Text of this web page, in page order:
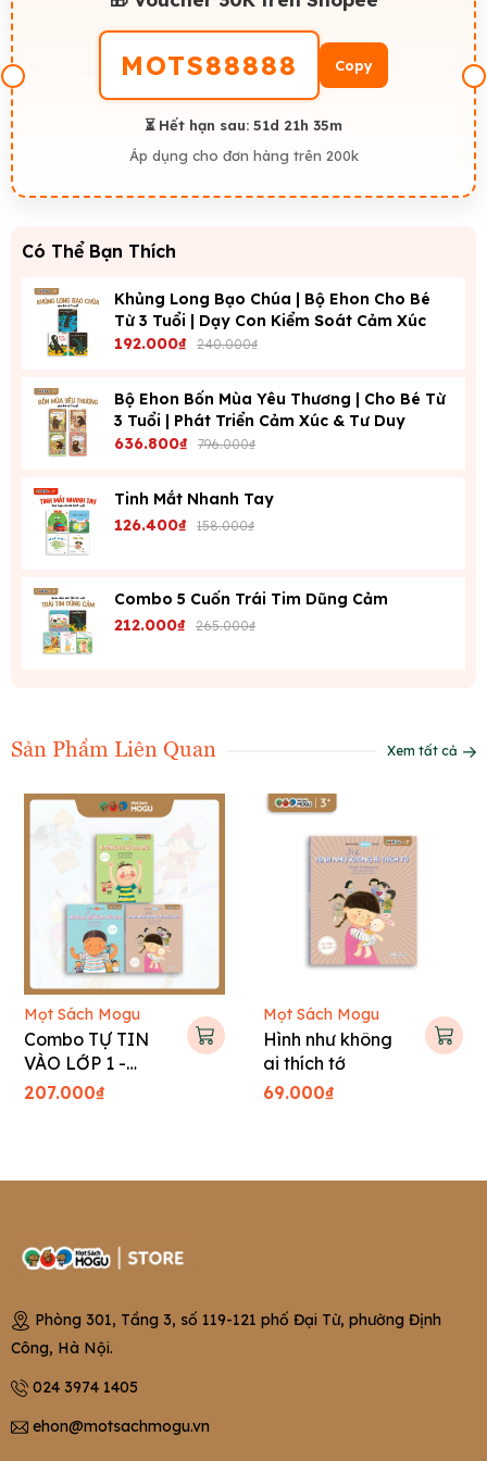
MOTS88888 Copy
⏳ Hết hạn sau: 51d 21h 35m
Áp dụng cho đơn hàng trên 200k
Có Thể Bạn Thích
Khủng Long Bạo Chúa | Bộ Ehon Cho Bé
Từ 3 Tuổi | Dạy Con Kiểm Soát Cảm Xúc
192.000₫ 240.000₫
Bộ Ehon Bốn Mùa Yêu Thương | Cho Bé Từ
3 Tuổi | Phát Triển Cảm Xúc & Tư Duy
636.800₫ 796.000₫
Tinh Mắt Nhanh Tay
126.400₫ 158.000₫
Combo 5 Cuốn Trái Tim Dũng Cảm
212.000₫ 265.000₫
Sản Phẩm Liên Quan Xem tất cả
Mọt Sách Mogu
Combo TỰ TIN
VÀO LỚP 1 -
Tranh truyện Hàn
207.000₫
Mọt Sách Mogu
Hình như không
ai thích tớ
69.000₫
Phòng 301, Tầng 3, số 119-121 phố Đại Từ, phường Định
Công, Hà Nội.
024 3974 1405
ehon@motsachmogu.vn